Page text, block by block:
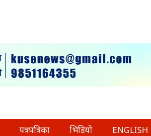
पत्रपत्रिका भिडियो ENGLISH